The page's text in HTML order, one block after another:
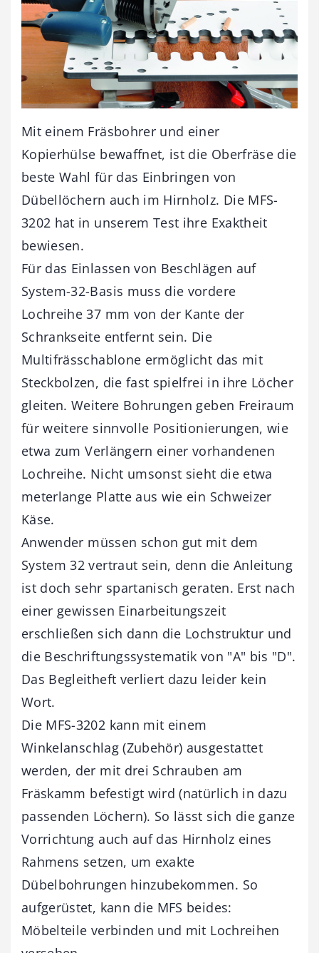
Mit einem Fräsbohrer und einer
Kopierhülse bewaffnet, ist die Oberfräse die
beste Wahl für das Einbringen von
Dübellöchern auch im Hirnholz. Die MFS-
3202 hat in unserem Test ihre Exaktheit
bewiesen.
Für das Einlassen von Beschlägen auf
System-32-Basis muss die vordere
Lochreihe 37 mm von der Kante der
Schrankseite entfernt sein. Die
Multifrässchablone ermöglicht das mit
Steckbolzen, die fast spielfrei in ihre Löcher
gleiten. Weitere Bohrungen geben Freiraum
für weitere sinnvolle Positionierungen, wie
etwa zum Verlängern einer vorhandenen
Lochreihe. Nicht umsonst sieht die etwa
meterlange Platte aus wie ein Schweizer
Käse.
Anwender müssen schon gut mit dem
System 32 vertraut sein, denn die Anleitung
ist doch sehr spartanisch geraten. Erst nach
einer gewissen Einarbeitungszeit
erschließen sich dann die Lochstruktur und
die Beschriftungssystematik von "A" bis "D".
Das Begleitheft verliert dazu leider kein
Wort.
Die MFS-3202 kann mit einem
Winkelanschlag (Zubehör) ausgestattet
werden, der mit drei Schrauben am
Fräskamm befestigt wird (natürlich in dazu
passenden Löchern). So lässt sich die ganze
Vorrichtung auch auf das Hirnholz eines
Rahmens setzen, um exakte
Dübelbohrungen hinzubekommen. So
aufgerüstet, kann die MFS beides:
Möbelteile verbinden und mit Lochreihen